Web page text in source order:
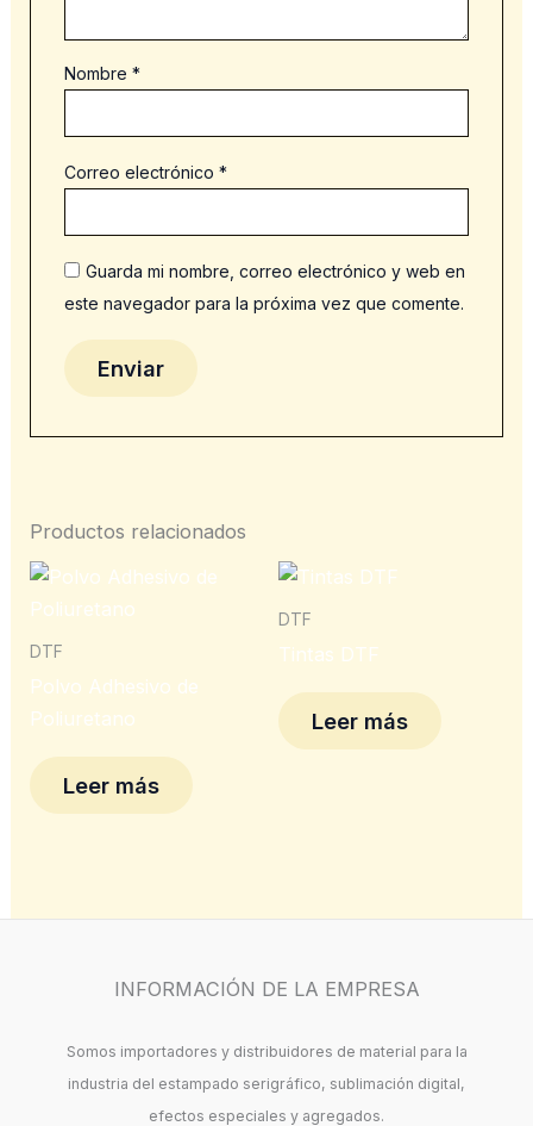
Nombre *
Correo electrónico *
Guarda mi nombre, correo electrónico y web en
este navegador para la próxima vez que comente.
Productos relacionados
DTF
Polvo Adhesivo de
Poliuretano
Leer más
DTF
Tintas DTF
Leer más
INFORMACIÓN DE LA EMPRESA
Somos importadores y distribuidores de material para la
industria del estampado serigráfico, sublimación digital,
efectos especiales y agregados.